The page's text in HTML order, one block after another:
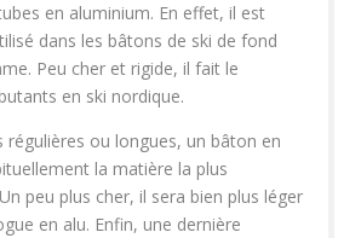
en aluminium. En effet, il est
dans les bâtons de ski de fond
Peu cher et rigide, il fait le
en ski nordique.
régulières ou longues, un bâton en
la matière la plus
peu plus cher, il sera bien plus léger
en alu. Enfin, une dernière